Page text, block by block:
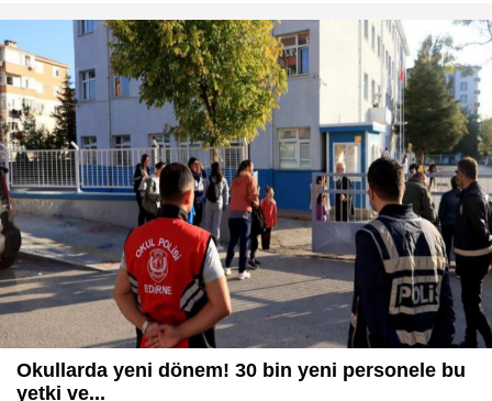
Okullarda yeni dönem! 30 bin yeni personele bu
yetki ve...